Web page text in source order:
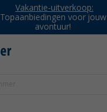
Vakantie-uitverkoop:
Topaanbiedingen voor jouw
avontuur!